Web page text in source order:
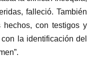
falleció. También
con testigos y
la identificación del